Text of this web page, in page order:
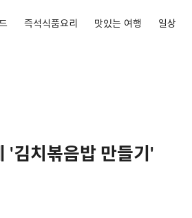
즉석식품요리 맛있는 여행 일상
'김치볶음밥 만들기'